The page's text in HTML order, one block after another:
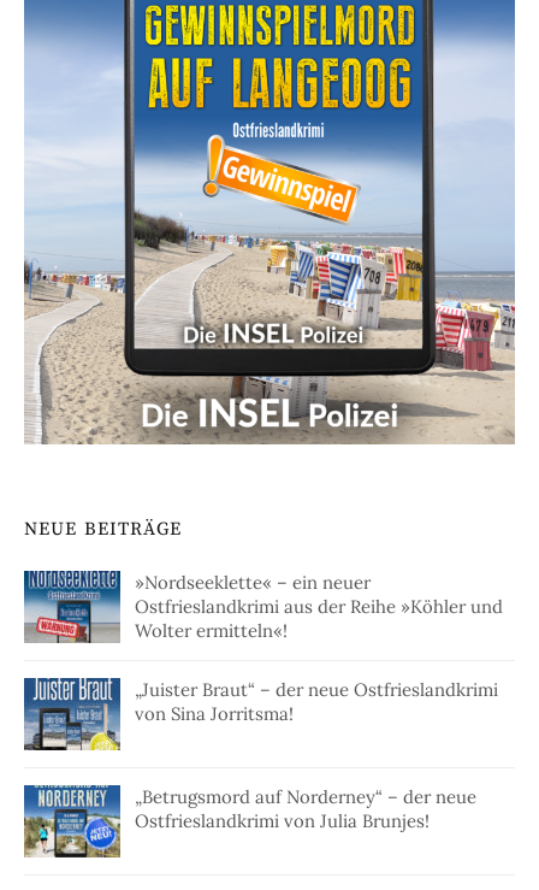
NEUE BEITRÄGE
»Nordseeklette« – ein neuer
Ostfrieslandkrimi aus der Reihe »Köhler und
Wolter ermitteln«!
„Juister Braut“ – der neue Ostfrieslandkrimi
von Sina Jorritsma!
„Betrugsmord auf Norderney“ – der neue
Ostfrieslandkrimi von Julia Brunjes!